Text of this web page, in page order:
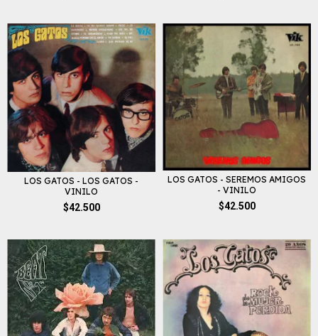
LOS GATOS - LOS GATOS -
VINILO
$42.500
LOS GATOS - SEREMOS AMIGOS
- VINILO
$42.500